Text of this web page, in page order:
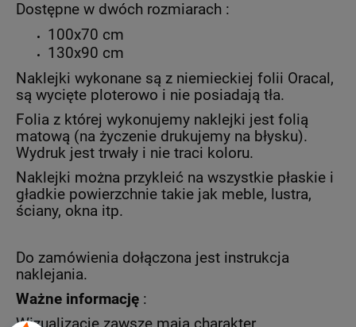
Dostępne w dwóch rozmiarach :
100x70 cm
130x90 cm
Naklejki wykonane są z niemieckiej folii Oracal,
są wycięte ploterowo i nie posiadają tła.
Folia z której wykonujemy naklejki jest folią
matową (na życzenie drukujemy na błysku).
Wydruk jest trwały i nie traci koloru.
Naklejki można przykleić na wszystkie płaskie i
gładkie powierzchnie takie jak meble, lustra,
ściany, okna itp.
Do zamówienia dołączona jest instrukcja
naklejania.
Ważne informację :